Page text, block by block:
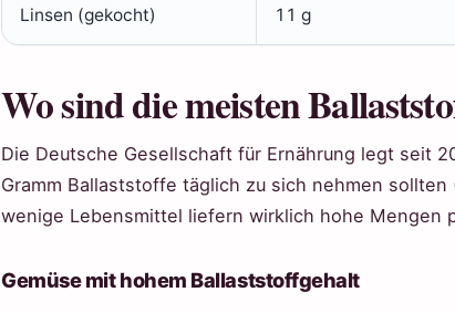
Linsen (gekocht) 11 g
Wo sind die meisten
Die Deutsche Gesellschaft für Ernährung legt seit
Gramm Ballaststoffe täglich zu sich nehmen sollten
wenige Lebensmittel liefern wirklich hohe Mengen
Gemüse mit hohem Ballaststoffgehalt